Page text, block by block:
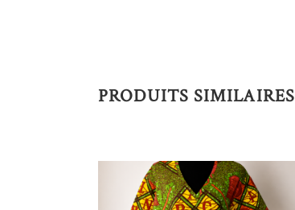
PRODUITS SIMILAIRES